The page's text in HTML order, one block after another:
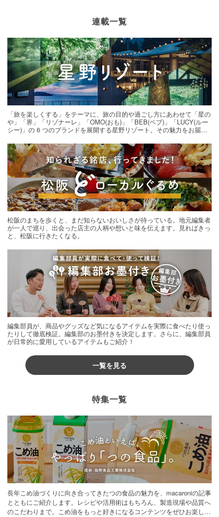
連載一覧
「旅を楽しくする」をテーマに、旅の目的や過ごし方にあわせて「星の
や」「界」「リゾナーレ」「OMO(おも)」「BEB(ベブ)」「LUCY(ルー
シー)」の 6 つのブランドを展開する星野リゾート。その魅力をお届け
松阪のまちを歩くと、まだ知らないおいしさが待っている。地元編集者
が一人で巡り、出会った店主の人柄や想いと味を伝えます。見ればきっ
と、松阪に行きたくなる。
編集部員が、商品やグッズなど気になるアイテムを実際に食べたり使っ
たりして徹底検証。編集部のお墨付きを決定します。さらに、編集部員
が日常的に愛用しているアイテムもご紹介！
一覧を見る
特集一覧
長年こめ油づくりに向き合ってきたつの食品の魅力を、macaroniの記事
とともにご紹介します。レシピや活用術はもちろん、製造現場や品質へ
のこだわりまで。こめ油をもっと好きになるコンテンツをぜひお楽しみ